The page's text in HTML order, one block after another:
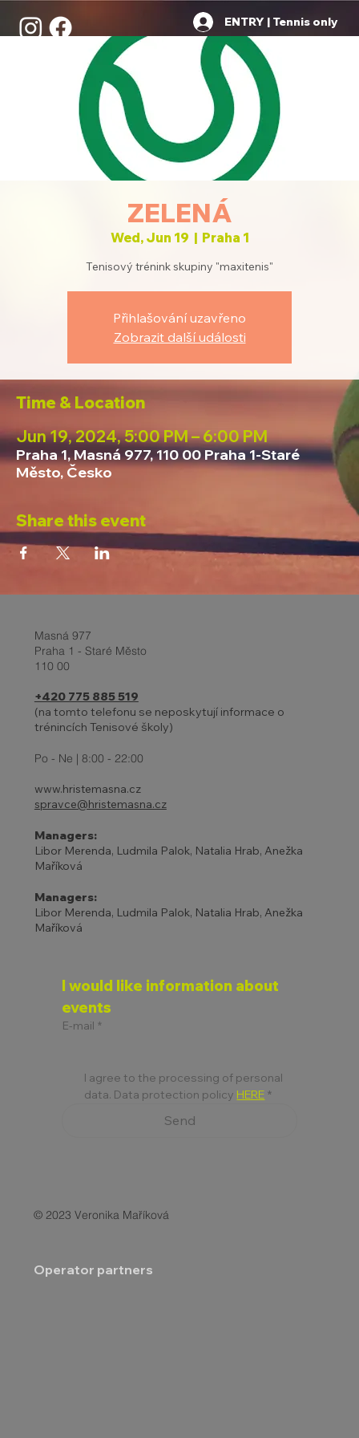
ENTRY | Tennis only
ZELENÁ
Wed, Jun 19
  |
Praha 1
Tenisový trénink skupiny "maxitenis"
Přihlašování uzavřeno
Zobrazit další události
Time & Location
Jun 19, 2024, 5:00 PM – 6:00 PM
Praha 1, Masná 977, 110 00 Praha 1-Staré
Město, Česko
Share this event
Masná 977
Praha 1 - Staré Město
110 00
+420 775 885 519
(na tomto telefonu se neposkytují informace o
trénincích Tenisové školy)
Po - Ne | 8:00 - 22:00
www.hristemasna.cz
spravce@hristemasna.cz
Managers:
Libor Merenda, Ludmila Palok, Natalia Hrab, Anežka
Maříková
Managers:
Libor Merenda, Ludmila Palok, Natalia Hrab, Anežka
Maříková
I would like information about
events
E-mail *
I agree to the processing of personal
data. Data protection policy HERE *
Send
© 2023 Veronika Maříková
Operator partners